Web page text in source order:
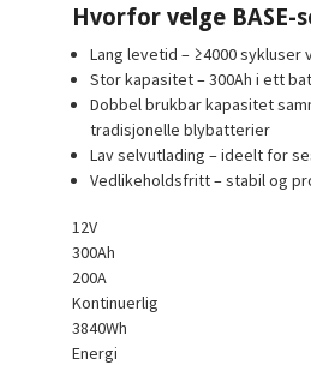
Hvorfor velge BASE-
Lang levetid – ≥4000 sykluser
Stor kapasitet– 300Ah i ett
Dobbel brukbar kapasitet
tradisjonelle blybatterier
Lav selvutlading – ideelt for
Vedlikeholdsfritt– stabil og
12V
300Ah
200A
Kontinuerlig
3840Wh
Energi